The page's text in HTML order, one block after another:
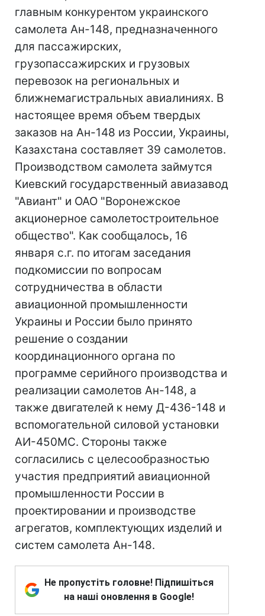
главным конкурентом украинского
самолета Ан-148, предназначенного
для пассажирских,
грузопассажирских и грузовых
перевозок на региональных и
ближнемагистральных авиалиниях. В
настоящее время объем твердых
заказов на Ан-148 из России, Украины,
Казахстана составляет 39 самолетов.
Производством самолета займутся
Киевский государственный авиазавод
"Авиант" и ОАО "Воронежское
акционерное самолетостроительное
общество". Как сообщалось, 16
января с.г. по итогам заседания
подкомиссии по вопросам
сотрудничества в области
авиационной промышленности
Украины и России было принято
решение о создании
координационного органа по
программе серийного производства и
реализации самолетов Ан-148, а
также двигателей к нему Д-436-148 и
вспомогательной силовой установки
АИ-450МС. Стороны также
согласились с целесообразностью
участия предприятий авиационной
промышленности России в
проектировании и производстве
агрегатов, комплектующих изделий и
систем самолета Ан-148.
Не пропустіть головне! Підпишіться
на наші оновлення в Google!